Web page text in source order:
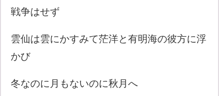
戦争はせず
雲仙は雲にかすみて茫洋と有明海の彼方に浮
かび
冬なのに月もないのに秋月へ